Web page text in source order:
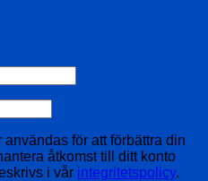
för att förbättra din
åtkomst till ditt konto
i vår integritetspolicy.